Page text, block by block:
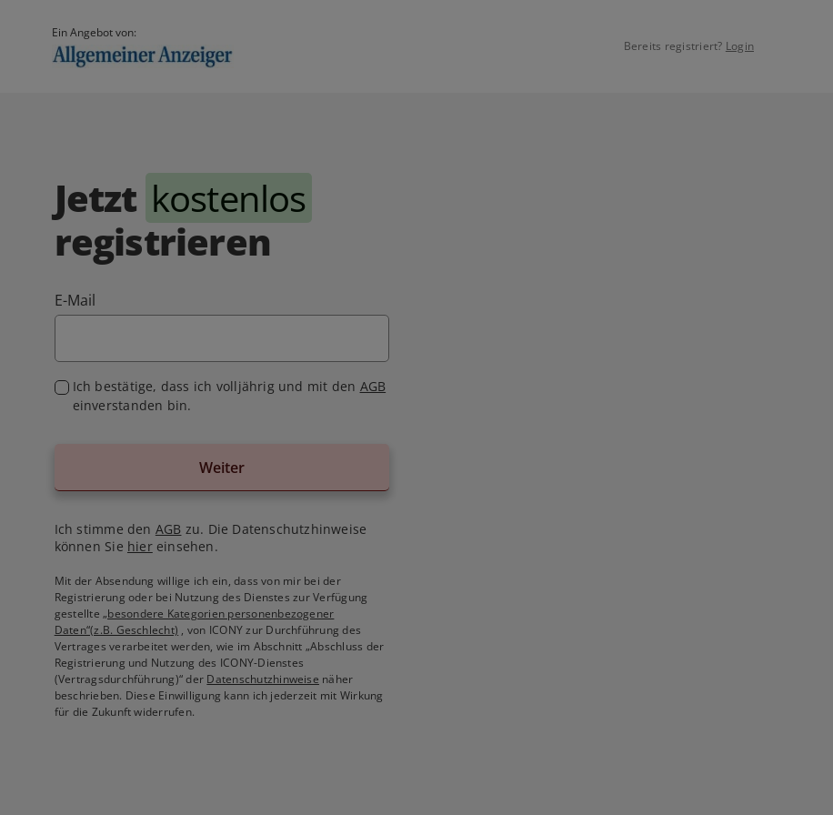
Ein Angebot von:
Bereits registriert? Login
Jetzt kostenlos
registrieren
E-Mail
Ich bestätige, dass ich volljährig und mit den AGB
einverstanden bin.
Weiter
Ich stimme den AGB zu. Die Datenschutzhinweise
können Sie hiereinsehen.
Mit der Absendung willige ich ein, dass von mir bei der
Registrierung oder bei Nutzung des Dienstes zur Verfügung
gestellte„besondere Kategorien personenbezogener
Daten“(z.B. Geschlecht) , von ICONY zur Durchführung des
Vertrages verarbeitet werden, wie im Abschnitt „Abschluss der
Registrierung und Nutzung des ICONY-Dienstes
(Vertragsdurchführung)“ der Datenschutzhinweise näher
beschrieben. Diese Einwilligung kann ich jederzeit mit Wirkung
für die Zukunft widerrufen.